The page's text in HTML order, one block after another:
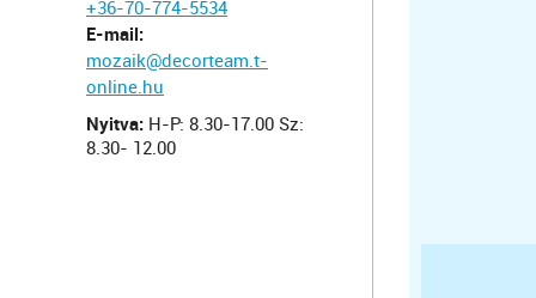
+36-70-774-5534
E-mail:
mozaik@decorteam.t-
online.hu
Nyitva: H-P: 8.30-17.00 Sz:
8.30- 12.00